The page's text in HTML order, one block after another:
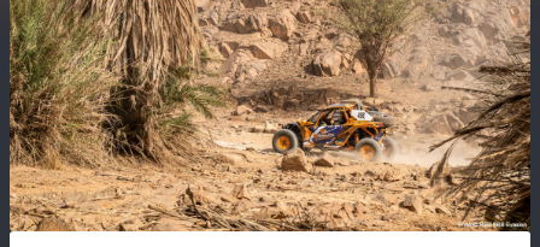
Réservé aux baroudeurs, la prise de
risque fait partie de l’aventure. Conscient des
difficultés de recherche en cas d’accident ou
maladie, vous risquez d’être coupés du
monde et de tous moyens de secours.
Compter sur l’assistance des autochtones
n’est pas toujours aisée …. Nous vous